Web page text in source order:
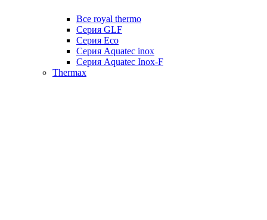
Все royal thermo
Серия GLF
Серия Eco
Серия Aquatec inox
Серия Aquatec Inox-F
Thermax